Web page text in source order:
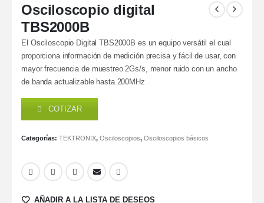
Osciloscopio digital
TBS2000B
El Osciloscopio Digital TBS2000B es un equipo versátil el cual
proporciona información de medición precisa y fácil de usar, con
mayor frecuencia de muestreo 2Gs/s, menor ruido con un ancho
de banda actualizable hasta 200MHz
COTIZAR
Categorías:TEKTRONIX,Osciloscopios,Osciloscopios básicos
AÑADIR A LA LISTA DE DESEOS